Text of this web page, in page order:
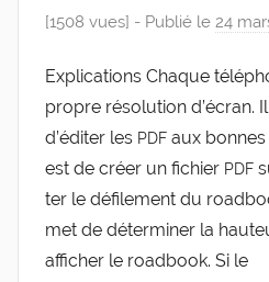
[1508 vues] - Publié le 24
Expli­ca­tions Chaque
propre réso­lu­tion d’é­cran.
d’é­di­ter les PDF aux
est de créer un fichier PDF
ter le défi­le­ment du
met de déter­mi­ner la
affi­cher le road­book. Si le